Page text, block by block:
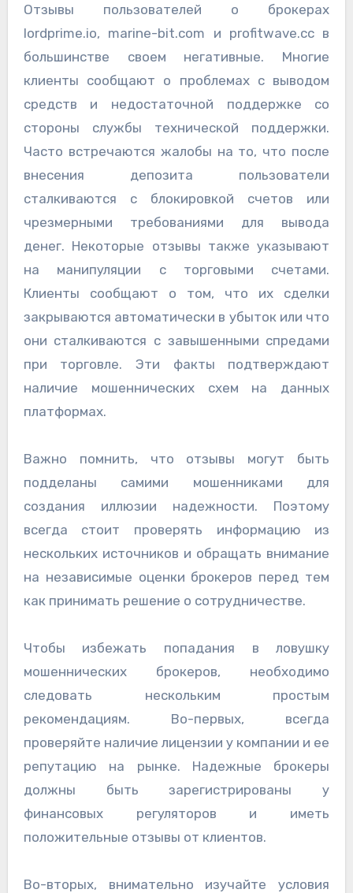
Отзывы пользователей о брокерах
lordprime.io, marine-bit.com и profitwave.cc в
большинстве своем негативные. Многие
клиенты сообщают о проблемах с выводом
средств и недостаточной поддержке со
стороны службы технической поддержки.
Часто встречаются жалобы на то, что после
внесения депозита пользователи
сталкиваются с блокировкой счетов или
чрезмерными требованиями для вывода
денег. Некоторые отзывы также указывают
на манипуляции с торговыми счетами.
Клиенты сообщают о том, что их сделки
закрываются автоматически в убыток или что
они сталкиваются с завышенными спредами
при торговле. Эти факты подтверждают
наличие мошеннических схем на данных
платформах.
Важно помнить, что отзывы могут быть
подделаны самими мошенниками для
создания иллюзии надежности. Поэтому
всегда стоит проверять информацию из
нескольких источников и обращать внимание
на независимые оценки брокеров перед тем
как принимать решение о сотрудничестве.
Чтобы избежать попадания в ловушку
мошеннических брокеров, необходимо
следовать нескольким простым
рекомендациям. Во-первых, всегда
проверяйте наличие лицензии у компании и ее
репутацию на рынке. Надежные брокеры
должны быть зарегистрированы у
финансовых регуляторов и иметь
положительные отзывы от клиентов.
Во-вторых, внимательно изучайте условия